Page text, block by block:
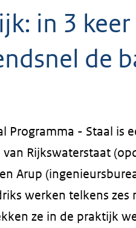
in 3
de
Programma - Staal is
Rijkswaterstaat
Arup
werken telkens zes
ze in de praktijk